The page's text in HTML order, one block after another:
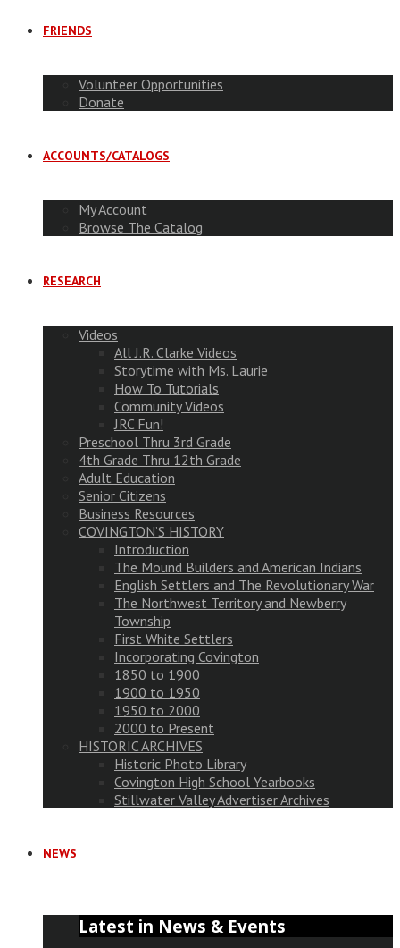
FRIENDS
Volunteer Opportunities
Donate
ACCOUNTS/CATALOGS
My Account
Browse The Catalog
RESEARCH
Videos
All J.R. Clarke Videos
Storytime with Ms. Laurie
How To Tutorials
Community Videos
JRC Fun!
Preschool Thru 3rd Grade
4th Grade Thru 12th Grade
Adult Education
Senior Citizens
Business Resources
COVINGTON’S HISTORY
Introduction
The Mound Builders and American Indians
English Settlers and The Revolutionary War
The Northwest Territory and Newberry
Township
First White Settlers
Incorporating Covington
1850 to 1900
1900 to 1950
1950 to 2000
2000 to Present
HISTORIC ARCHIVES
Historic Photo Library
Covington High School Yearbooks
Stillwater Valley Advertiser Archives
NEWS
Latest in News & Events